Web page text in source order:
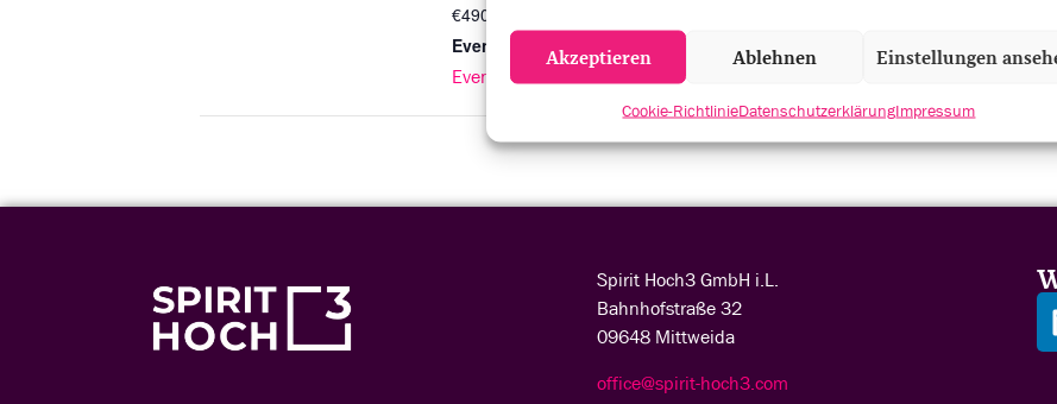
Akzeptieren Ablehnen Einstellungen
Cookie-RichtlinieDatenschutzerklärungImpressum
€490 – €990
Event Category:
Events
Spirit Hoch3 GmbH i.L.
Bahnhofstraße 32
09648 Mittweida
office@spirit-hoch3.com